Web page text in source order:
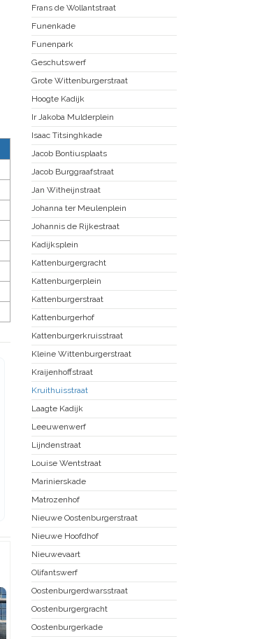
Frans de Wollantstraat
Funenkade
Funenpark
Geschutswerf
Grote Wittenburgerstraat
Hoogte Kadijk
Ir Jakoba Mulderplein
Isaac Titsinghkade
Jacob Bontiusplaats
Jacob Burggraafstraat
Jan Witheijnstraat
Johanna ter Meulenplein
Johannis de Rijkestraat
Kadijksplein
Kattenburgergracht
Kattenburgerplein
Kattenburgerstraat
Kattenburgerhof
Kattenburgerkruisstraat
Kleine Wittenburgerstraat
Kraijenhoffstraat
Kruithuisstraat
Laagte Kadijk
Leeuwenwerf
Lijndenstraat
Louise Wentstraat
Marinierskade
Matrozenhof
Nieuwe Oostenburgerstraat
Nieuwe Hoofdhof
Nieuwevaart
Olifantswerf
Oostenburgerdwarsstraat
Oostenburgergracht
Oostenburgerkade